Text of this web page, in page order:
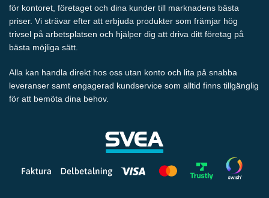
för kontoret, företaget och dina kunder till marknadens bästa
priser. Vi strävar efter att erbjuda produkter som främjar hög
trivsel på arbetsplatsen och hjälper dig att driva ditt företag på
bästa möjliga sätt.
Alla kan handla direkt hos oss utan konto och lita på snabba
leveranser samt engagerad kundservice som alltid finns tillgänglig
för att bemöta dina behov.